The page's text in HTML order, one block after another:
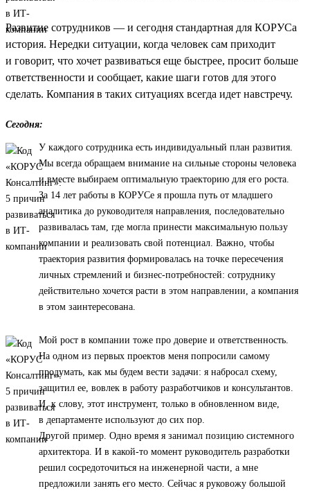
Развитие сотрудников — и сегодня стандартная для КОРУСа
история. Нередки ситуации, когда человек сам приходит
и говорит, что хочет развиваться еще быстрее, просит больше
ответственности и сообщает, какие шаги готов для этого
сделать. Компания в таких ситуациях всегда идет навстречу.
Сегодня:
У каждого сотрудника есть индивидуальный план развития.
Мы всегда обращаем внимание на сильные стороны человека
и вместе выбираем оптимальную траекторию для его роста.
За 14 лет работы в КОРУСе я прошла путь от младшего
аналитика до руководителя направления, последовательно
развивалась там, где могла принести максимальную пользу
компании и реализовать свой потенциал. Важно, чтобы
траектория развития формировалась на точке пересечения
личных стремлений и бизнес-потребностей: сотруднику
действительно хочется расти в этом направлении, а компания
в этом заинтересована.
Мой рост в компании тоже про доверие и ответственность.
На одном из первых проектов меня попросили самому
продумать, как мы будем вести задачи: я набросал схему,
защитил ее, вовлек в работу разработчиков и консультантов.
И, к слову, этот инструмент, только в обновленном виде,
в департаменте используют до сих пор.
Другой пример. Одно время я занимал позицию системного
архитектора. И в какой-то момент руководитель разработки
решил сосредоточиться на инженерной части, а мне
предложили занять его место. Сейчас я руковожу большой